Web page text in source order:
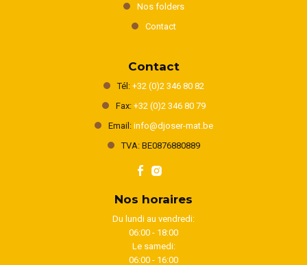
Nos folders
Contact
Contact
Tél: +32 (0)2 346 80 82
Fax: +32 (0)2 346 80 79
Email: info@djoser-mat.be
TVA: BE0876880889
Nos horaires
Du lundi au vendredi:
06:00 - 18:00
Le samedi:
06:00 - 16:00